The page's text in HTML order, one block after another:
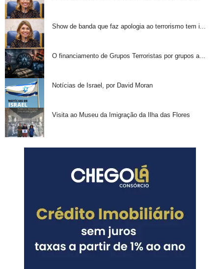
Show de banda que faz apologia ao terrorismo tem i...
O financiamento de Grupos Terroristas por grupos a...
Notícias de Israel, por David Moran
Visita ao Museu da Imigração da Ilha das Flores